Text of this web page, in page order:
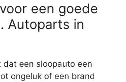
een goede
Autoparts in
een sloopauto een
ongeluk of een brand